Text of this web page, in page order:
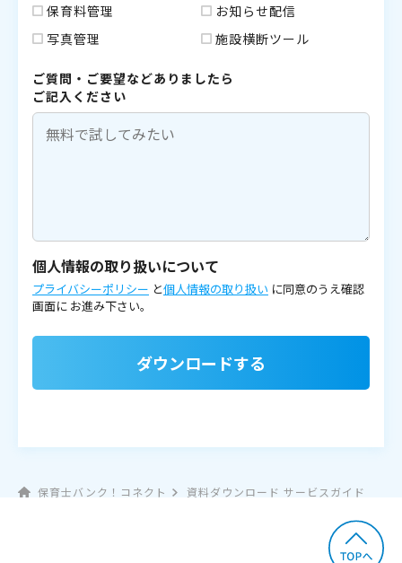
保育料管理
お知らせ配信
写真管理
施設横断ツール
ご質問・ご要望などありましたら
ご記入ください
個人情報の取り扱いについて
プライバシーポリシー と個人情報の取り扱い に同意のうえ確認
画面に お進み下さい。
ダウンロードする
保育士バンク！コネクト 資料ダウンロード サービスガイド